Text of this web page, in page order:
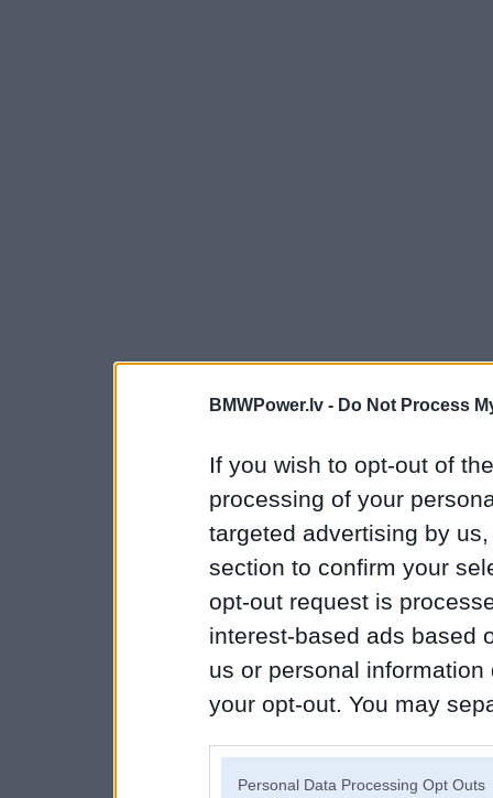
BMWPower.lv - Do Not Process
If you wish to opt-out of
processing of your
targeted advertising by
section to confirm your
opt-out request is
interest-based ads based
us or personal
your opt-out. You may
Personal Data Processing Opt Outs